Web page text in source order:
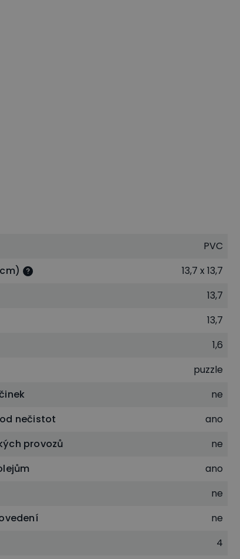
PVC
13,7 x 13,7
13,7
13,7
1,6
puzzle
ne
nečistot
ano
provozů
ne
ano
ne
ne
4